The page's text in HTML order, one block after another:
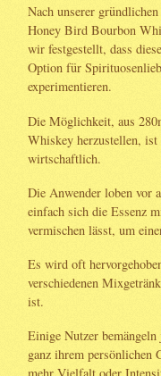
Nach unserer
Honey Bird Bourbon
wir festgestellt, dass
Option für
experimentieren.
Die Möglichkeit, aus
Whiskey herzustellen, ist
wirtschaftlich.
Die Anwender loben vor
einfach sich die Essenz
vermischen lässt, um
Es wird oft
verschiedenen
ist.
Einige Nutzer
ganz ihrem persönlichen